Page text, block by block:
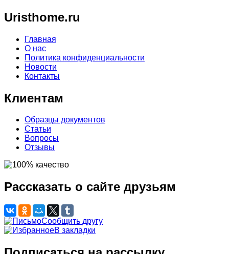
Uristhome.ru
Главная
О нас
Политика конфиденциальности
Новости
Контакты
Клиентам
Образцы документов
Статьи
Вопросы
Отзывы
Рассказать о сайте друзьям
Сообщить другу
В закладки